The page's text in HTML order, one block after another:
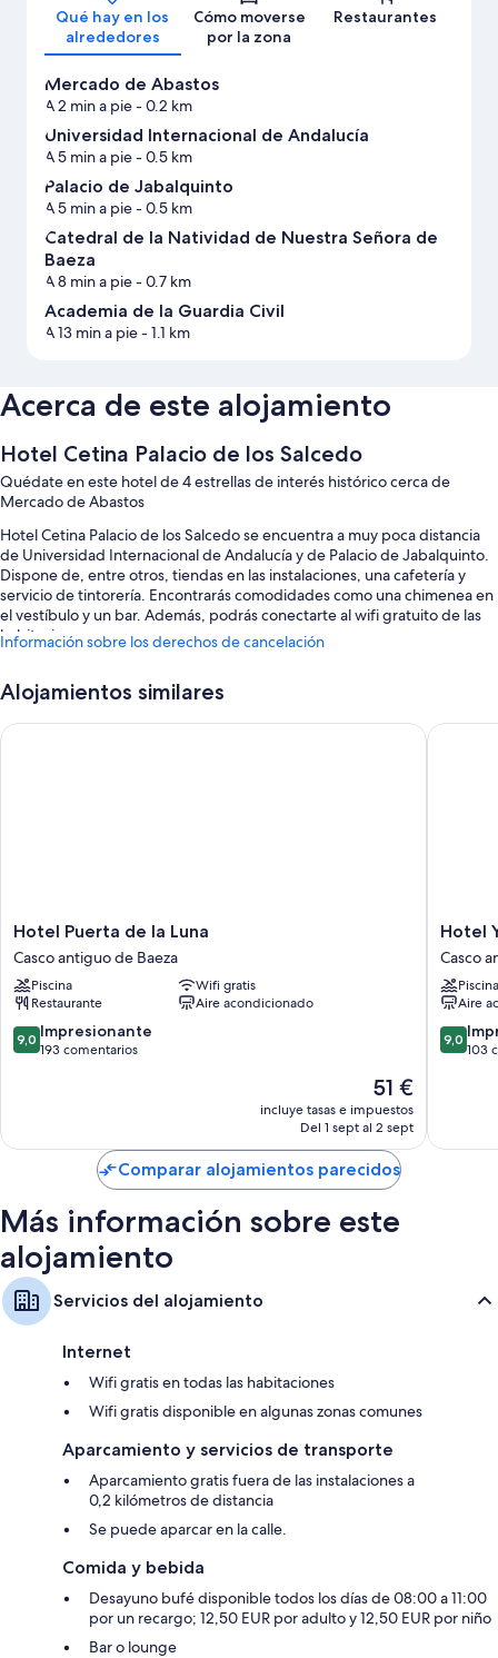
Qué hay en los
alrededores
Cómo moverse
por la zona
Restaurantes
Mercado de Abastos
A 2 min a pie- 0.2 km
Universidad Internacional de Andalucía
A 5 min a pie- 0.5 km
Palacio de Jabalquinto
A 5 min a pie- 0.5 km
Catedral de la Natividad de Nuestra Señora de
Baeza
A 8 min a pie- 0.7 km
Academia de la Guardia Civil
A 13 min a pie- 1.1 km
Acerca de este alojamiento
Hotel Cetina Palacio de los Salcedo
Quédate en este hotel de 4 estrellas de interés histórico cerca de
Mercado de Abastos
Hotel Cetina Palacio de los Salcedo se encuentra a muy poca distancia
de Universidad Internacional de Andalucía y de Palacio de Jabalquinto.
Dispone de, entre otros, tiendas en las instalaciones, una cafetería y
servicio de tintorería. Encontrarás comodidades como una chimenea en
el vestíbulo y un bar. Además, podrás conectarte al wifi gratuito de las
habitaciones.
Acceso a una piscina al aire libre cercana
Desayuno bufé (de pago), una caja fuerte en recepción y una
Todas las habitaciones cuentan con muebles diferentes y disponen de
además de ciertas comodidades adicionales, tales como wifi gratis y
cajas fuertes.
Cambiadores para bebés y tronas
Sábanas de algodón egipcio y edredones de plumas
Baños con artículos de higiene personal de diseño y bidés
Televisiones de plasma de 40 pulgadas con canales por satélite
Patios privados, hervidores eléctricos y servicio de limpieza diario
Información sobre los derechos de cancelación
Alojamientos similares
Hotel
Puerta
de
la
Luna
Casco
antiguo
Hotel Puerta de la Luna
Casco antiguo de Baeza
Piscina
Wifi gratis
Restaurante
Aire acondicionado
9.0
sobre
9,0 Impresionante
193 comentarios
El
precio
actual
de
51 €
51 €
incluye tasas e impuestos
Del 1 sept al 2 sept
Hotel Puerta de la Luna
Hotel
YIT
La
Casona
del
Arco
Casco
Casco
Piscina
Aire
9.0
sobre
9,0
103
Hotel
Comparar alojamientos parecidos
Más información sobre este
alojamiento
Servicios del alojamiento
Internet
Wifi gratis en todas las habitaciones
Wifi gratis disponible en algunas zonas comunes
Aparcamiento y servicios de transporte
Aparcamiento gratis fuera de las instalaciones a
0,2 kilómetros de distancia
Se puede aparcar en la calle.
Comida y bebida
Desayuno bufé disponible todos los días de 08:00 a 11:00
por un recargo; 12,50 EUR por adulto y 12,50 EUR por niño
Bar o lounge